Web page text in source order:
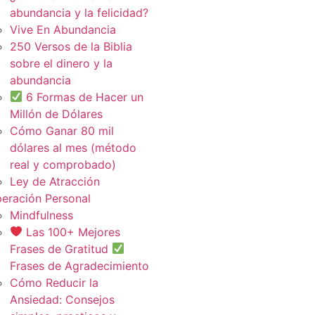
abundancia y la felicidad?
Vive En Abundancia
250 Versos de la Biblia
sobre el dinero y la
abundancia
6 Formas de Hacer un
Millón de Dólares
Cómo Ganar 80 mil
dólares al mes (método
real y comprobado)
Ley de Atracción
Personal
Mindfulness
Las 100+ Mejores
Frases de Gratitud
Frases de Agradecimiento
Cómo Reducir la
Ansiedad: Consejos